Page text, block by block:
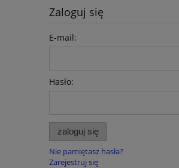
Zaloguj się
E-mail:
Hasło:
zaloguj się
Nie pamiętasz hasła?
Zarejestruj się